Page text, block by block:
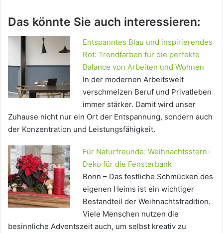
Das könnte Sie auch interessieren:
Entspanntes Blau und inspirierendes
Rot: Trendfarben für die perfekte
Balance von Arbeiten und Wohnen
In der modernen Arbeitswelt
verschmelzen Beruf und Privatleben
immer stärker. Damit wird unser
Zuhause nicht nur ein Ort der Entspannung, sondern auch
der Konzentration und Leistungsfähigkeit.
Für Naturfreunde: Weihnachtsstern-
Deko für die Fensterbank
Bonn – Das festliche Schmücken des
eigenen Heims ist ein wichtiger
Bestandteil der Weihnachtstradition.
Viele Menschen nutzen die
besinnliche Adventszeit auch, um selbst kreativ zu